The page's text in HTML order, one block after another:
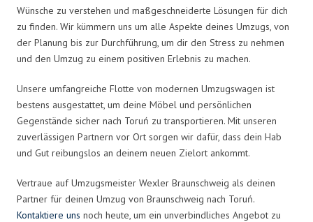
Wünsche zu verstehen und maßgeschneiderte Lösungen für dich
zu finden. Wir kümmern uns um alle Aspekte deines Umzugs, von
der Planung bis zur Durchführung, um dir den Stress zu nehmen
und den Umzug zu einem positiven Erlebnis zu machen.
Unsere umfangreiche Flotte von modernen Umzugswagen ist
bestens ausgestattet, um deine Möbel und persönlichen
Gegenstände sicher nach Toruń zu transportieren. Mit unseren
zuverlässigen Partnern vor Ort sorgen wir dafür, dass dein Hab
und Gut reibungslos an deinem neuen Zielort ankommt.
Vertraue auf Umzugsmeister Wexler Braunschweig als deinen
Partner für deinen Umzug von Braunschweig nach Toruń.
Kontaktiere uns noch heute, um ein unverbindliches Angebot zu